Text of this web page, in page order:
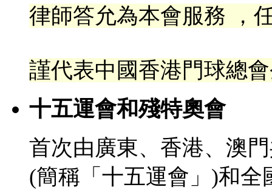
律師答允為本會服務 ，
謹代表中國香港門球總
十五運會和殘特奧會
首次由廣東、香港、澳
(簡稱「十五運會」)和